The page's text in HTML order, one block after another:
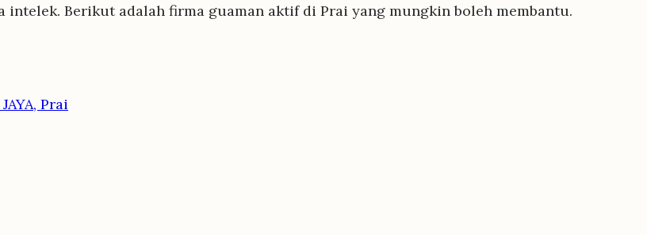
Berikut adalah firma guaman aktif di Prai yang mungkin boleh membantu.
Prai